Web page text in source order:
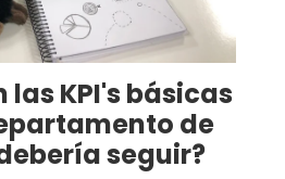
las KPI's básicas
de
seguir?